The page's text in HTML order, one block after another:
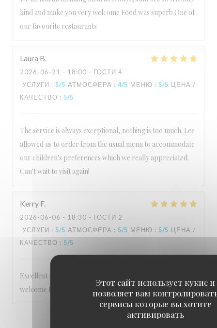
Этот сайт использует кукис и
позволяет вам
сервисы которые вы хотите
активировать
kind and make you very welcome Food was superb One of
our favourite restaurants
Laura B
2026-06-21 - 18:00 - ГОСТИ 4
УСЛУГИ : 5/5 АТМОСФЕРА : 4/5 МЕНЮ : 5/5 ЦЕНА /
КАЧЕСТВО : 5/5
The service is always exceptional, nothing is too much. Lee
allowed us to order from the usual menu to accommodate
our children's preferences which we really appreciated.
Can't wait to visit again!
Kerry F
2026-06-06 - 18:30 - ГОСТИ 2
УСЛУГИ : 5/5 АТМОСФЕРА : 5/5 МЕНЮ : 5/5 ЦЕНА /
КАЧЕСТВО : 5/5
Excellent service Staff are very friendly and make you feel
welcome Food is 5 star
3